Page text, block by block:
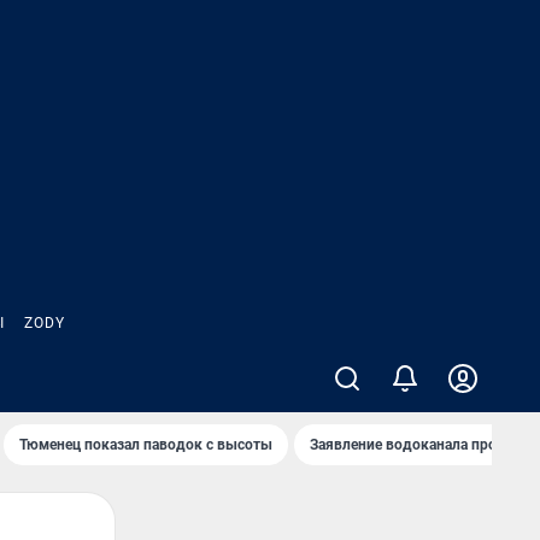
ZODY
Тюменец показал паводок с высоты Заявление водоканала про